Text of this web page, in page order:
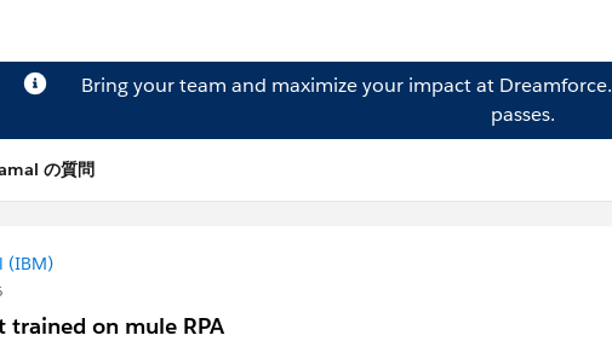
Bring your team and maximize your impact at Dreamforce.
passes.
の質問
(IBM)
trained on mule RPA